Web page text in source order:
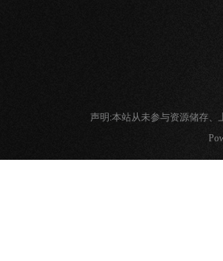
声明:本站从未参与资源储存、